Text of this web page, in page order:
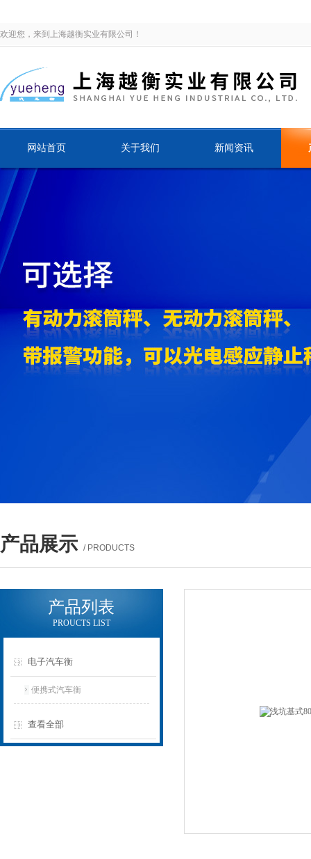
欢迎您，来到上海越衡实业有限公司！
网站首页 关于我们 新闻资讯
产品展示 / PRODUCTS
产品列表
PROUCTS LIST
电子汽车衡
便携式汽车衡
查看全部